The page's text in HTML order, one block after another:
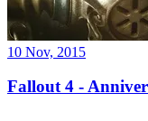
10 Nov, 2015
Fallout 4 -